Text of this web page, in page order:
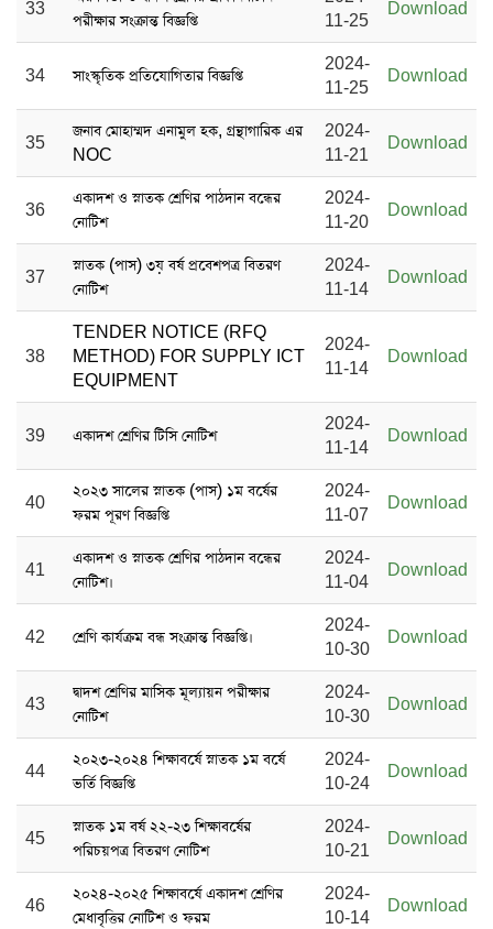
33
পরীক্ষার সংক্রান্ত বিজ্ঞপ্তি
11-25
Download
34 সাংস্কৃতিক প্রতিযোগিতার বিজ্ঞপ্তি
2024-
11-25
Download
35
জনাব মোহাম্মদ এনামুল হক, গ্রন্থাগারিক এর
NOC
2024-
11-21
Download
36
একাদশ ও স্নাতক শ্রেণির পাঠদান বন্ধের
নোটিশ
2024-
11-20
Download
37
স্নাতক (পাস) ৩য় বর্ষ প্রবেশপত্র বিতরণ
নোটিশ
2024-
11-14
Download
38
TENDER NOTICE (RFQ
METHOD) FOR SUPPLY ICT
EQUIPMENT
2024-
11-14
Download
39 একাদশ শ্রেণির টিসি নোটিশ
2024-
11-14
Download
40
২০২৩ সালের স্নাতক (পাস) ১ম বর্ষের
ফরম পূরণ বিজ্ঞপ্তি
2024-
11-07
Download
41
একাদশ ও স্নাতক শ্রেণির পাঠদান বন্ধের
নোটিশ।
2024-
11-04
Download
42 শ্রেণি কার্যক্রম বন্ধ সংক্রান্ত বিজ্ঞপ্তি।
2024-
10-30
Download
43
দ্বাদশ শ্রেণির মাসিক মূল্যায়ন পরীক্ষার
নোটিশ
2024-
10-30
Download
44
২০২৩-২০২৪ শিক্ষাবর্ষে স্নাতক ১ম বর্ষে
ভর্তি বিজ্ঞপ্তি
2024-
10-24
Download
45
স্নাতক ১ম বর্ষ ২২-২৩ শিক্ষাবর্ষের
পরিচয়পত্র বিতরণ নোটিশ
2024-
10-21
Download
46
২০২৪-২০২৫ শিক্ষাবর্ষে একাদশ শ্রেণির
মেধাবৃত্তির নোটিশ ও ফরম
2024-
10-14
Download